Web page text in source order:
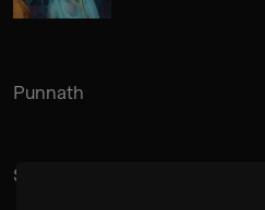
Punnath
Suramnath